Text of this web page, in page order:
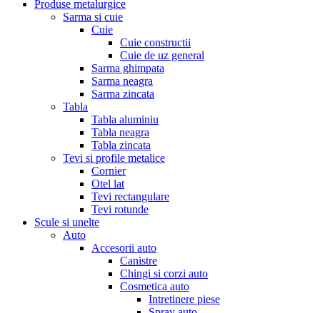
Produse metalurgice
Sarma si cuie
Cuie
Cuie constructii
Cuie de uz general
Sarma ghimpata
Sarma neagra
Sarma zincata
Tabla
Tabla aluminiu
Tabla neagra
Tabla zincata
Tevi si profile metalice
Cornier
Otel lat
Tevi rectangulare
Tevi rotunde
Scule si unelte
Auto
Accesorii auto
Canistre
Chingi si corzi auto
Cosmetica auto
Intretinere piese